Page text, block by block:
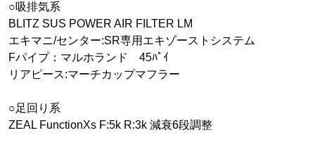
○吸排気系
BLITZ SUS POWER AIR FILTER LM
エキマニ/センター:SR専用エキゾーストシステム
Fパイプ：マルホランド 45ﾊﾟｲ
リアピース:マーチカップマフラー
○足回り系
ZEAL FunctionXs F:5k R:3k 減衰6段調整